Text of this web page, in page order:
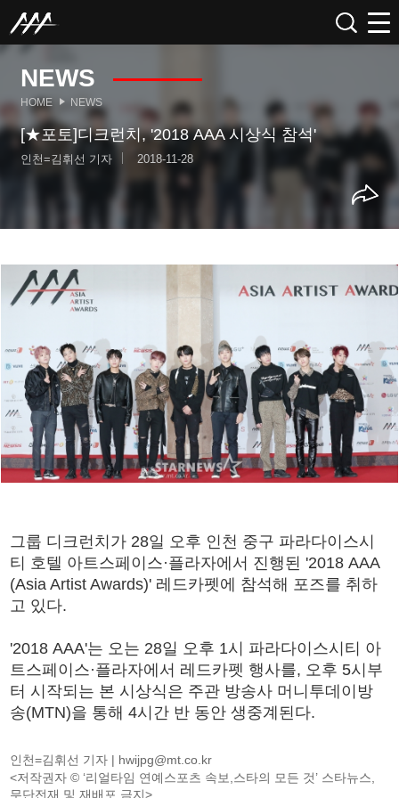
NEWS
HOME NEWS
[★포토]디크런치, '2018 AAA 시상식 참석'
인천=김휘선 기자 2018-11-28
그룹 디크런치가 28일 오후 인천 중구 파라다이스시
티 호텔 아트스페이스·플라자에서 진행된 '2018 AAA
(Asia Artist Awards)' 레드카펫에 참석해 포즈를 취하
고 있다.
'2018 AAA'는 오는 28일 오후 1시 파라다이스시티 아
트스페이스·플라자에서 레드카펫 행사를, 오후 5시부
터 시작되는 본 시상식은 주관 방송사 머니투데이방
송(MTN)을 통해 4시간 반 동안 생중계된다.
인천=김휘선 기자 | hwijpg@mt.co.kr
<저작권자 © ‘리얼타임 연예스포츠 속보,스타의 모든 것’ 스타뉴스,
무단전재 및 재배포 금지>